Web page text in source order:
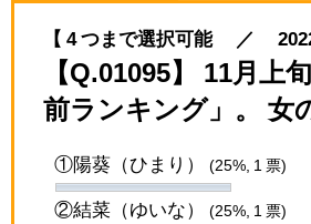
【 4 つまで選択可能 ／
【Q.01095】 11月上
前ランキング」。 女
①陽葵（ひまり） (25%, 1 票)
②結菜（ゆいな） (25%, 1 票)